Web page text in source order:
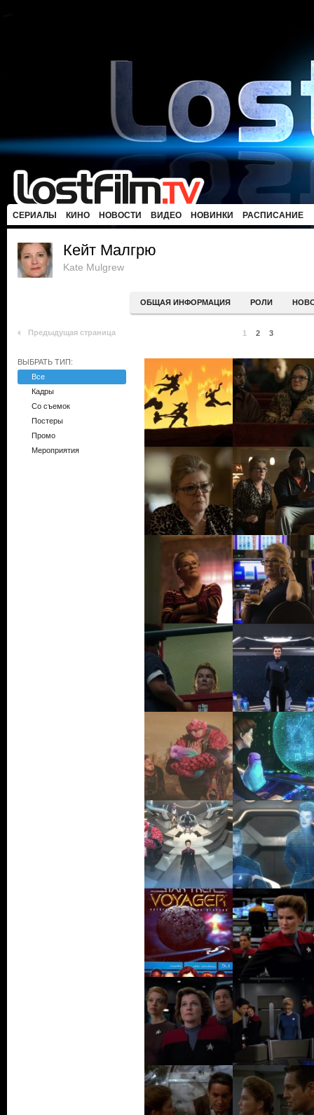
СЕРИАЛЫ КИНО НОВОСТИ ВИДЕО НОВИНКИ РАСПИСАНИЕ
Кейт Малгрю
Kate Mulgrew
ОБЩАЯ ИНФОРМАЦИЯ РОЛИ
Предыдущая страница 1 2 3
ВЫБРАТЬ ТИП:
Все
Кадры
Со съемок
Постеры
Промо
Мероприятия